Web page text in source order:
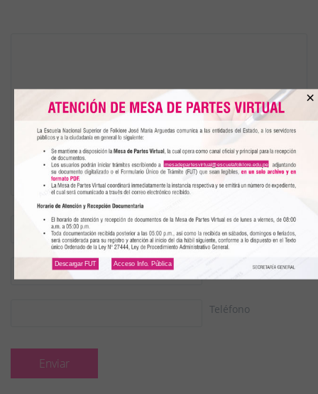
Nombre(*)
Teléfono
Descargar FUT
×
Acceso Info. Pública
mesadepartesvirtual@escuelafolklore.edu.pe